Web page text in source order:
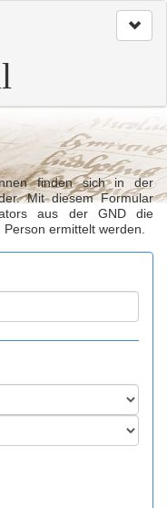
finden sich in der
Mit diesem Formular
aus der GND die
ermittelt werden.